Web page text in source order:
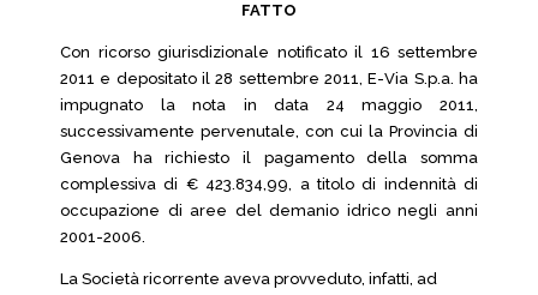
FATTO
Con ricorso giurisdizionale notificato il 16 settembre
2011 e depositato il 28 settembre 2011, E-Via S.p.a. ha
impugnato la nota in data 24 maggio 2011,
successivamente pervenutale, con cui la Provincia di
Genova ha richiesto il pagamento della somma
complessiva di € 423.834,99, a titolo di indennità di
occupazione di aree del demanio idrico negli anni
2001-2006.
La Società ricorrente aveva provveduto, infatti, ad